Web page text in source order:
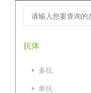
抗体
多抗
单抗